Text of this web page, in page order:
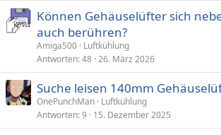
Können Gehäuselüfter sich
auch berühren?
Amiga500 Luftkühlung
Antworten 48 26. März 2026
Suche leisen 140mm
OnePunchMan Luftkühlung
Antworten 9 15. Dezember 2025